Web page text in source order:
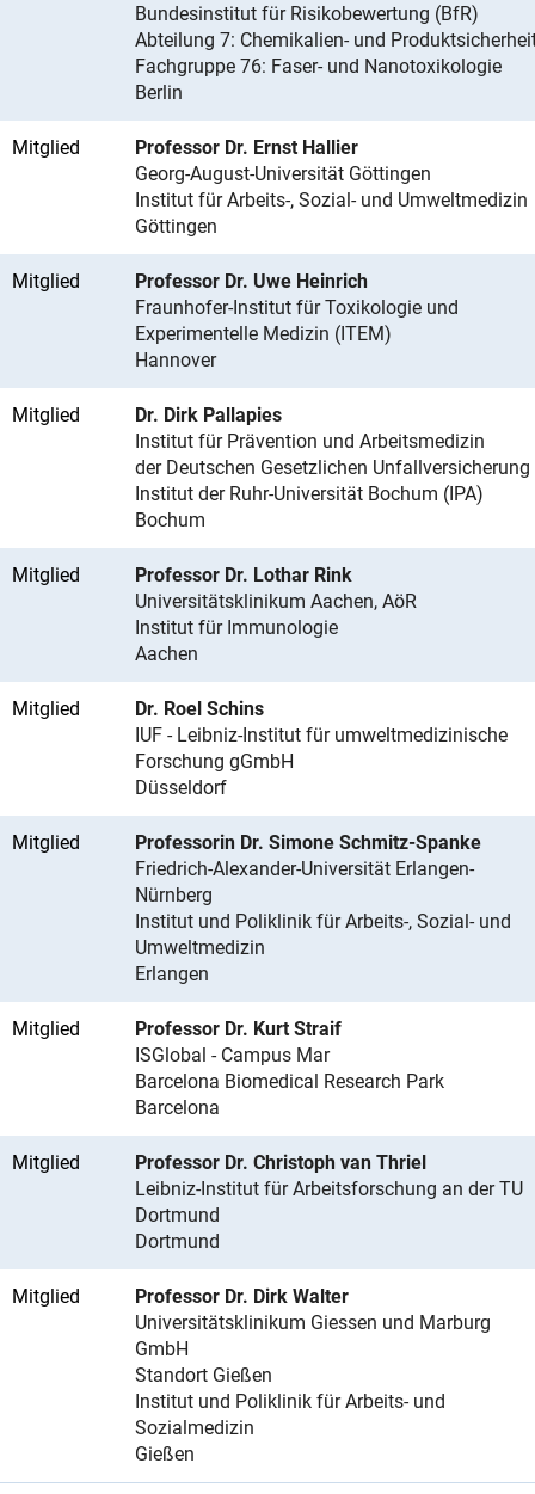
Bundesinstitut für Risikobewertung (BfR)
Abteilung 7: Chemikalien- und
Fachgruppe 76: Faser- und Nanotoxikologie
Berlin
Mitglied
Professor Dr. Ernst Hallier
Georg-August-Universität Göttingen
Institut für Arbeits-, Sozial- und Umweltmedizin
Göttingen
Mitglied
Professor Dr. Uwe Heinrich
Fraunhofer-Institut für Toxikologie und
Experimentelle Medizin (ITEM)
Hannover
Mitglied
Dr. Dirk Pallapies
Institut für Prävention und Arbeitsmedizin
der Deutschen Gesetzlichen Unfallversicherung
Institut der Ruhr-Universität Bochum (IPA)
Bochum
Mitglied
Professor Dr. Lothar Rink
Universitätsklinikum Aachen, AöR
Institut für Immunologie
Aachen
Mitglied
Dr. Roel Schins
IUF - Leibniz-Institut für umweltmedizinische
Forschung gGmbH
Düsseldorf
Mitglied
Professorin Dr. Simone Schmitz-Spanke
Friedrich-Alexander-Universität Erlangen-
Nürnberg
Institut und Poliklinik für Arbeits-, Sozial- und
Umweltmedizin
Erlangen
Mitglied
Professor Dr. Kurt Straif
ISGlobal - Campus Mar
Barcelona Biomedical Research Park
Barcelona
Mitglied
Professor Dr. Christoph van Thriel
Leibniz-Institut für Arbeitsforschung an der TU
Dortmund
Dortmund
Mitglied
Professor Dr. Dirk Walter
Universitätsklinikum Giessen und Marburg
GmbH
Standort Gießen
Institut und Poliklinik für Arbeits- und
Sozialmedizin
Gießen